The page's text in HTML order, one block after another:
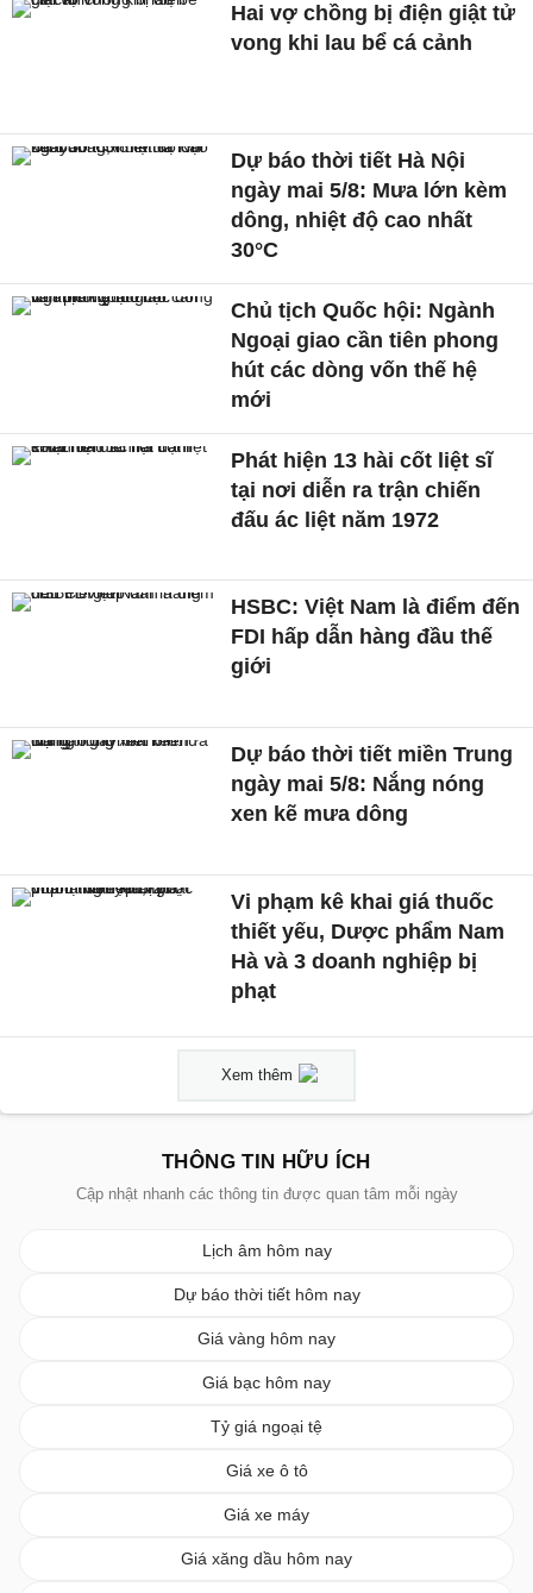
Hai vợ chồng bị điện giật tử
vong khi lau bể cá cảnh
Dự báo thời tiết Hà Nội
ngày mai 5/8: Mưa lớn kèm
dông, nhiệt độ cao nhất
30°C
Chủ tịch Quốc hội: Ngành
Ngoại giao cần tiên phong
hút các dòng vốn thế hệ
mới
Phát hiện 13 hài cốt liệt sĩ
tại nơi diễn ra trận chiến
đấu ác liệt năm 1972
HSBC: Việt Nam là điểm đến
FDI hấp dẫn hàng đầu thế
giới
Dự báo thời tiết miền Trung
ngày mai 5/8: Nắng nóng
xen kẽ mưa dông
Vi phạm kê khai giá thuốc
thiết yếu, Dược phẩm Nam
Hà và 3 doanh nghiệp bị
phạt
Xem thêm
THÔNG TIN HỮU ÍCH
Cập nhật nhanh các thông tin được quan tâm mỗi ngày
Lịch âm hôm nay
Dự báo thời tiết hôm nay
Giá vàng hôm nay
Giá bạc hôm nay
Tỷ giá ngoại tệ
Giá xe ô tô
Giá xe máy
Giá xăng dầu hôm nay